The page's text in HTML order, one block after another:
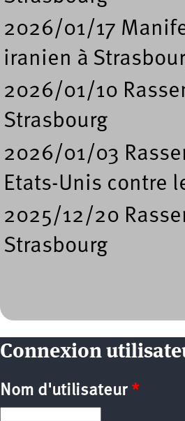
2026/01/17
iranien à
2026/01/10
Strasbourg
2026/01/03
Etats-Unis contre
2025/12/20
Strasbourg
Connexion
Nom d'utilisateur *